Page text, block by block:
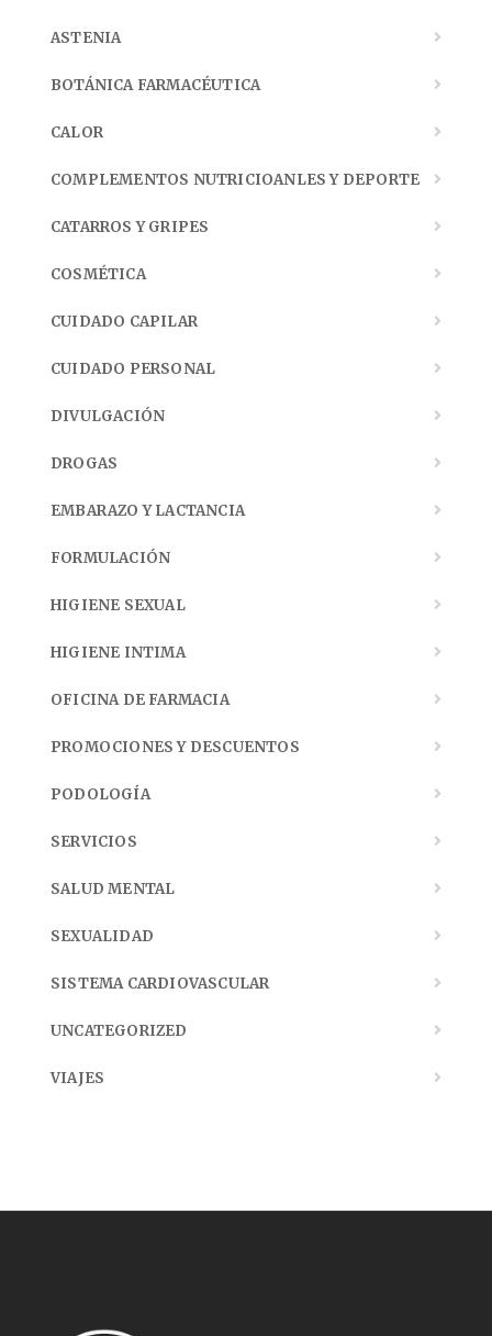
ASTENIA
BOTÁNICA FARMACÉUTICA
CALOR
COMPLEMENTOS NUTRICIOANLES Y DEPORTE
CATARROS Y GRIPES
COSMÉTICA
CUIDADO CAPILAR
CUIDADO PERSONAL
DIVULGACIÓN
DROGAS
EMBARAZO Y LACTANCIA
FORMULACIÓN
HIGIENE SEXUAL
HIGIENE INTIMA
OFICINA DE FARMACIA
PROMOCIONES Y DESCUENTOS
PODOLOGÍA
SERVICIOS
SALUD MENTAL
SEXUALIDAD
SISTEMA CARDIOVASCULAR
UNCATEGORIZED
VIAJES